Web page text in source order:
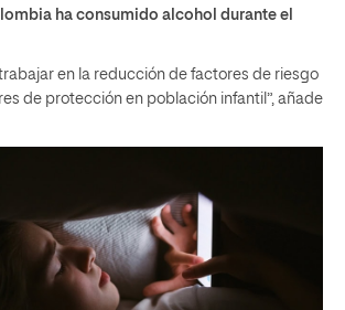
ha consumido alcohol durante el
en la reducción de factores de riesgo
de protección en población infantil”, añade